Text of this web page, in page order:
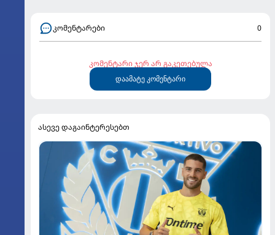
კომენტარები 0
კომენტარი ჯერ არ გაკეთებულა
დაამატე კომენტარი
ასევე დაგაინტერესებთ